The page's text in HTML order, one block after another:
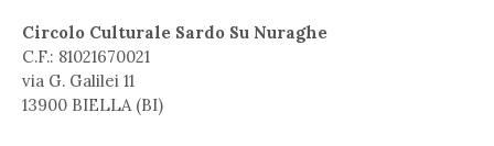
Circolo Culturale Sardo Su Nuraghe
C.F.: 81021670021
via G. Galilei 11
13900 BIELLA (BI)